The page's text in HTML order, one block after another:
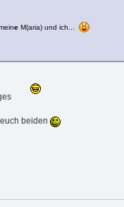
eM(aria) und ich...
beiden